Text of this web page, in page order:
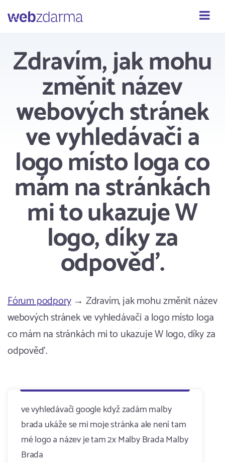
Webzdarma
Zdravím, jak mohu
změnit název
webových stránek
ve vyhledávači a
logo místo loga co
mám na stránkách
mi to ukazuje W
logo, díky za
odpověď.
Fórum podpory→ Zdravím, jak mohu změnit název
webových stránek ve vyhledávači a logo místo loga
co mám na stránkách mi to ukazuje W logo, díky za
odpověď.
ve vyhledávači google když zadám malby
brada ukáže se mi moje stránka ale není tam
mé logo a název je tam 2x Malby Brada Malby
Brada